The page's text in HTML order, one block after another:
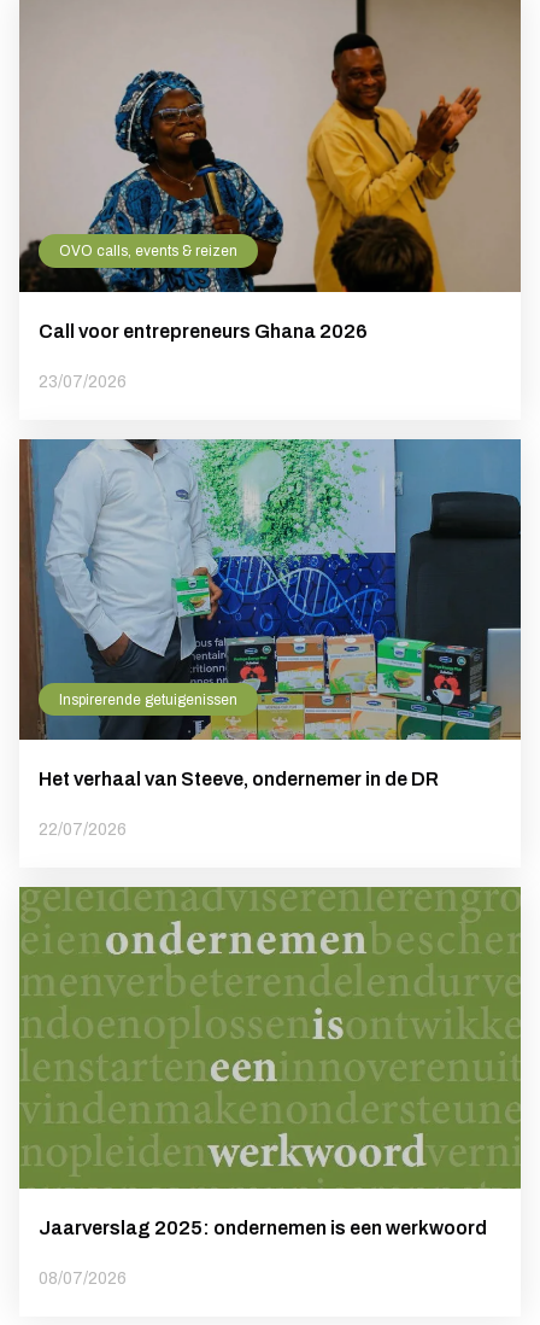
OVO calls, events & reizen
Call voor entrepreneurs Ghana 2026
23/07/2026
Inspirerende getuigenissen
Het verhaal van Steeve, ondernemer in de DR
22/07/2026
Jaarverslag 2025: ondernemen is een werkwoord
08/07/2026